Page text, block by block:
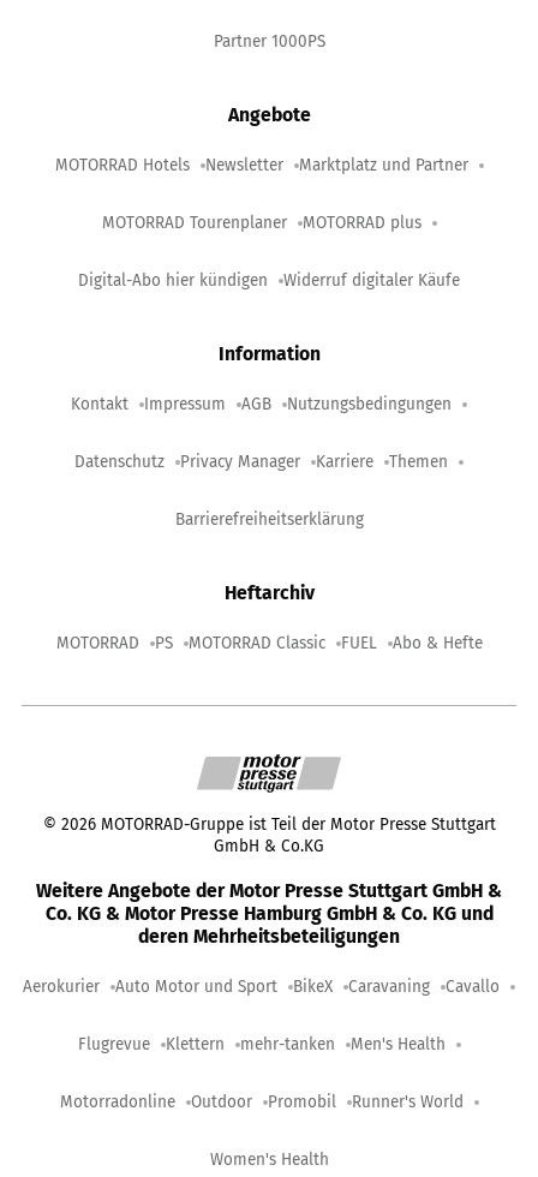
Partner 1000PS
Angebote
MOTORRAD Hotels Newsletter Marktplatz und Partner
MOTORRAD Tourenplaner MOTORRAD plus
Digital-Abo hier kündigen Widerruf digitaler Käufe
Information
Kontakt Impressum AGB Nutzungsbedingungen
Datenschutz Privacy Manager Karriere Themen
Barrierefreiheitserklärung
Heftarchiv
MOTORRAD PS MOTORRAD Classic FUEL Abo & Hefte
© 2026 MOTORRAD-Gruppe ist Teil der Motor Presse Stuttgart
GmbH & Co.KG
Weitere Angebote der Motor Presse Stuttgart GmbH &
Co. KG & Motor Presse Hamburg GmbH & Co. KG und
deren Mehrheitsbeteiligungen
Aerokurier Auto Motor und Sport BikeX Caravaning Cavallo
Flugrevue Klettern mehr-tanken Men's Health
Motorradonline Outdoor Promobil Runner's World
Women's Health